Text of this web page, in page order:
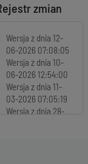
zmian
Wersja z dnia 12-
06-2026 07:08:05
Wersja z dnia 10-
06-2026 12:54:00
Wersja z dnia 11-
03-2026 07:05:19
Wersja z dnia 28-